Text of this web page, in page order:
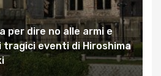
per dire no alle armi e
tragici eventi di Hiroshima